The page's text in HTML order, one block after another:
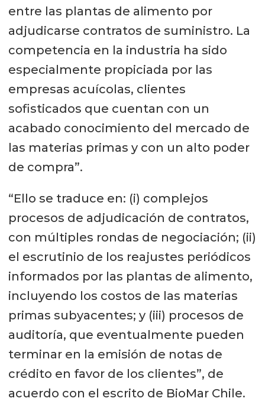
entre las plantas de alimento por
adjudicarse contratos de suministro. La
competencia en la industria ha sido
especialmente propiciada por las
empresas acuícolas, clientes
sofisticados que cuentan con un
acabado conocimiento del mercado de
las materias primas y con un alto poder
de compra”.
“Ello se traduce en: (i) complejos
procesos de adjudicación de contratos,
con múltiples rondas de negociación; (ii)
el escrutinio de los reajustes periódicos
informados por las plantas de alimento,
incluyendo los costos de las materias
primas subyacentes; y (iii) procesos de
auditoría, que eventualmente pueden
terminar en la emisión de notas de
crédito en favor de los clientes”, de
acuerdo con el escrito de BioMar Chile.